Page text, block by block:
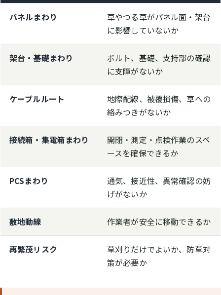
パネルまわり
草やつる草がパネル面・架台
に影響していないか
架台・基礎まわり
ボルト、基礎、支持部の確認
に支障がないか
ケーブルルート
地際配線、被覆損傷、草への
絡みつきがないか
接続箱・集電箱まわり
開閉・測定・点検作業のスペ
ースを確保できるか
PCSまわり
通気、接近性、異常確認の妨
げがないか
敷地動線 作業者が安全に移動できるか
再繁茂リスク
草刈りだけでよいか、防草対
策が必要か